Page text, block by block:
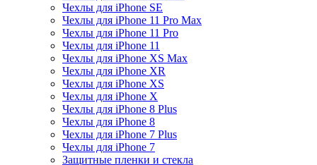
Чехлы для iPhone SE
Чехлы для iPhone 11 Pro Max
Чехлы для iPhone 11 Pro
Чехлы для iPhone 11
Чехлы для iPhone XS Max
Чехлы для iPhone XR
Чехлы для iPhone XS
Чехлы для iPhone X
Чехлы для iPhone 8 Plus
Чехлы для iPhone 8
Чехлы для iPhone 7 Plus
Чехлы для iPhone 7
Защитные пленки и стекла